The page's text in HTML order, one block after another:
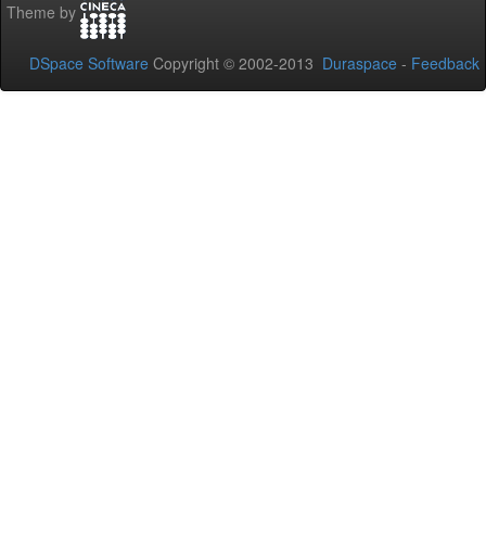
Theme by
DSpace Software Copyright © 2002-2013 Duraspace - Feedback